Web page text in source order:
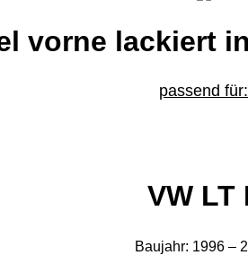
vorne lackiert
passend für:
VW LT
Baujahr: 1996 –